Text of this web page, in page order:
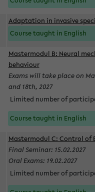
Adaptation in invasive
Course taught in English
Mastermodul B: Neural
behaviour
Exams will take place on
and 18th, 2027
Limited number of
Course taught in English
Mastermodul C: Control of
Final Seminar: 15.02.2027
Oral Exams: 19.02.2027
Limited number of